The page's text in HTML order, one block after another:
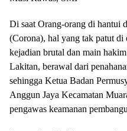
Di saat Orang-orang di hantui
(Corona), hal yang tak patut
kejadian brutal dan main
Lakitan, berawal dari
sehingga Ketua Badan
Anggun Jaya Kecamatan
pengawas keamanan